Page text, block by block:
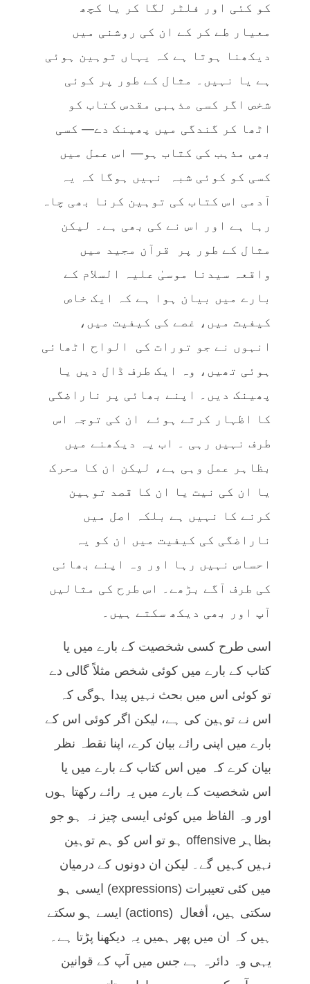
کو کئی اور فلٹر لگا کر یا کچھ
معیار طے کر کے ان کی روشنی میں
دیکھنا ہوتا ہے کہ یہاں توہین ہوئی
ہے یا نہیں۔ مثال کے طور پر کوئی
شخص اگر کسی مذہبی مقدس کتاب کو
اٹھا کر گندگی میں پھینک دے— کسی
بھی مذہب کی کتاب ہو— اس عمل میں
کسی کو کوئی شبہ نہیں ہوگا کہ یہ
آدمی اس کتاب کی توہین کرنا بھی چاہ
رہا ہے اور اس نے کی بھی ہے۔ لیکن
مثال کے طور پر قرآن مجید میں
واقعہ سیدنا موسیٰ علیہ السلام کے
بارے میں بیان ہوا ہے کہ ایک خاص
کیفیت میں، غصے کی کیفیت میں،
انہوں نے جو تورات کی الواح اٹھائی
ہوئی تھیں، وہ ایک طرف ڈال دیں یا
پھینک دیں۔ اپنے بھائی پر ناراضگی
کا اظہار کرتے ہوئے ان کی توجہ اس
طرف نہیں رہی ۔ اب یہ دیکھنے میں
بظاہر عمل وہی ہے، لیکن ان کا محرک
یا ان کی نیت یا ان کا قصد توہین
کرنے کا نہیں ہے بلکہ اصل میں
ناراضگی کی کیفیت میں ان کو یہ
احساس نہیں رہا اور وہ اپنے بھائی
کی طرف آگے بڑھے۔ اس طرح کی مثالیں
آپ اور بھی دیکھ سکتے ہیں۔
اسی طرح کسی شخصیت کے بارے میں یا
کتاب کے بارے میں کوئی شخص مثلاً‌ گالی دے
تو کوئی اس میں بحث نہیں پیدا ہوگی کہ
اس نے توہین کی ہے، لیکن اگر کوئی اس کے
بارے میں اپنی رائے بیان کرے، اپنا نقطہ نظر
بیان کرے کہ میں اس کتاب کے بارے میں یا
اس شخصیت کے بارے میں یہ رائے رکھتا ہوں
اور وہ الفاظ میں کوئی ایسی چیز نہ ہو جو
بظاہر offensive ہو تو اس کو ہم توہین
نہیں کہیں گے۔ لیکن ان دونوں کے درمیان
میں کئی تعیبرات (expressions) ایسی ہو
سکتی ہیں، أفعال (actions) ایسے ہو سکتے
ہیں کہ ان میں پھر ہمیں یہ دیکھنا پڑتا ہے۔
یہی وہ دائرہ ہے جس میں آپ کے قوانین